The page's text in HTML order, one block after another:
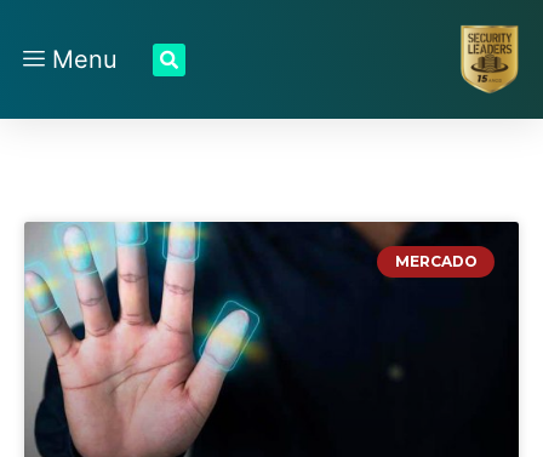
Menu
MERCADO